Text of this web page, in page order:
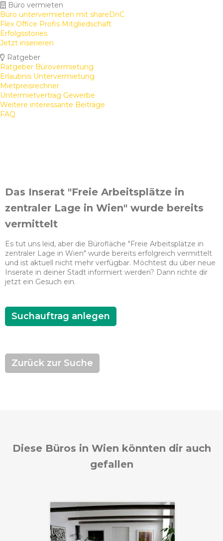
Büro vermieten
Büro untervermieten mit shareDnC
Flex Office Profis Mitgliedschaft
Erfolgsstories
Jetzt inserieren
Ratgeber
Ratgeber Bürovermietung
Erlaubnis Untervermietung
Mietpreisrechner
Untermietvertrag Gewerbe
Weitere interessante Beiträge
FAQ
Das Inserat "Freie Arbeitsplätze in
zentraler Lage in Wien" wurde bereits
vermittelt
Es tut uns leid, aber die Bürofläche "Freie Arbeitsplätze in
zentraler Lage in Wien" wurde bereits erfolgreich vermittelt
und ist aktuell nicht mehr verfügbar. Möchtest du über neue
Inserate in deiner Stadt informiert werden? Dann richte dir
jetzt ein Gesuch ein.
Suchauftrag anlegen
Zurück zur Suche
Diese Büros in Wien könnten dir auch
gefallen